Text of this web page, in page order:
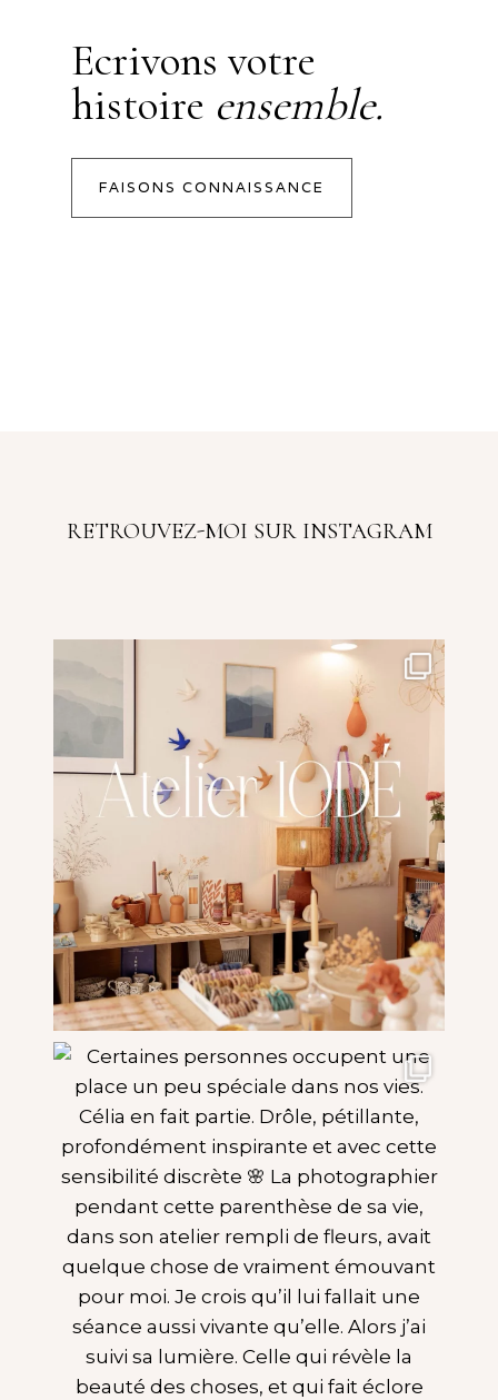
Ecrivons votre
histoire ensemble.
FAISONS CONNAISSANCE
RETROUVEZ-MOI SUR INSTAGRAM